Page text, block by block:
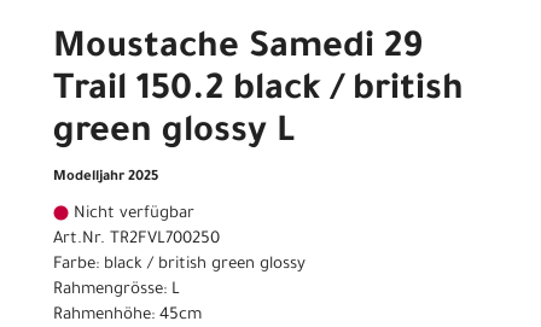
Moustache Samedi 29
Trail 150.2 black / british
green glossy L
Modelljahr 2025
Nicht verfügbar
Art.Nr. TR2FVL700250
Farbe: black / british green glossy
Rahmengrösse: L
Rahmenhöhe: 45cm